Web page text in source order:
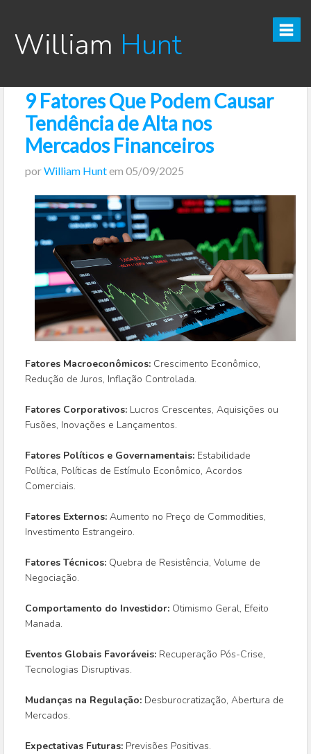
William Hunt
CURSO TESOURO DIRETO PRO
CURSO SEGREDOS DOS INVESTIMENTOS PARA INICIANTES
VÍDEOS
INFOGRÁFICOS
POSTS
PODCAST
9 Fatores Que Podem Causar
Tendência de Alta nos
Mercados Financeiros
porWilliam Huntem 05/09/2025
Fatores Macroeconômicos: Crescimento Econômico,
Redução de Juros, Inflação Controlada.
Fatores Corporativos: Lucros Crescentes, Aquisições ou
Fusões, Inovações e Lançamentos.
Fatores Políticos e Governamentais: Estabilidade
Política, Políticas de Estímulo Econômico, Acordos
Comerciais.
Fatores Externos: Aumento no Preço de Commodities,
Investimento Estrangeiro.
Fatores Técnicos: Quebra de Resistência, Volume de
Negociação.
Comportamento do Investidor: Otimismo Geral, Efeito
Manada.
Eventos Globais Favoráveis: Recuperação Pós-Crise,
Tecnologias Disruptivas.
Mudanças na Regulação: Desburocratização, Abertura de
Mercados.
Expectativas Futuras: Previsões Positivas.